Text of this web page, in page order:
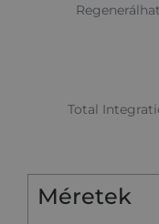
Total
Méretek